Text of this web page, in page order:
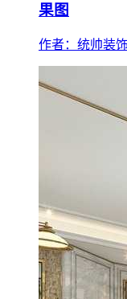
果图
作者：统帅装